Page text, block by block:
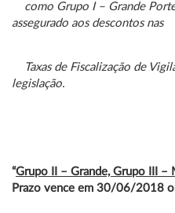
como Grupo I – Grande
assegurado aos descontos nas
Taxas de Fiscalização de
legislação.
“Grupo II – Grande, Grupo III –
Prazo vence em 30/06/2018